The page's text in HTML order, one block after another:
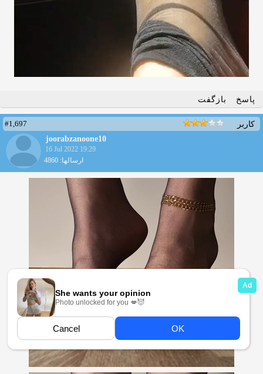
پاسخ بازگفت
کاربر
#1,697
joorabzanoone10
16 Jul 2022 19:29
ارسالها: 4860